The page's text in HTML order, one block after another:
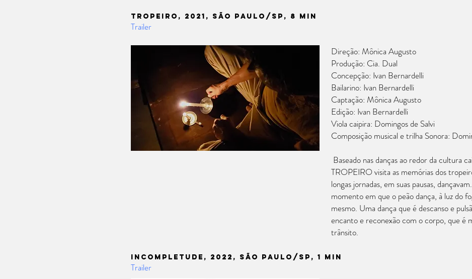
TROPEIRO, 2021, São PAULO/SP, 8 min
Trailer
Direção: Mônica Augusto
Produção: Cia. Dual
Concepção: Ivan Bernardelli
Bailarino: Ivan Bernardelli
Captação: Mônica Augusto
Edição: Ivan Bernardelli
Viola caipira: Domingos de Salvi
Composição musical e trilha Sonora:
Baseado nas danças ao redor da cultura
TROPEIRO visita as memórias dos
longas jornadas, em suas pausas,
momento em que o peão dança, à luz do
mesmo. Uma dança que é descanso e
encanto e reconexão com o corpo, que é
trânsito.
INCOMPLETUDE, 2022, São paulo/sp, 1 min
Trailer